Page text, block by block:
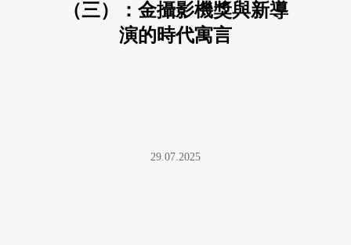
（三）：金攝影機獎與新導
演的時代寓言
29.07.2025